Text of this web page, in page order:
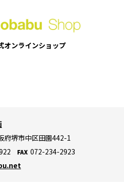
オンラインショップ
府堺市中区田園442-1
FAX 072-234-2923